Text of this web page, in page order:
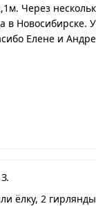
Через
в Новосибирске.
Елене и
ёлку, 2